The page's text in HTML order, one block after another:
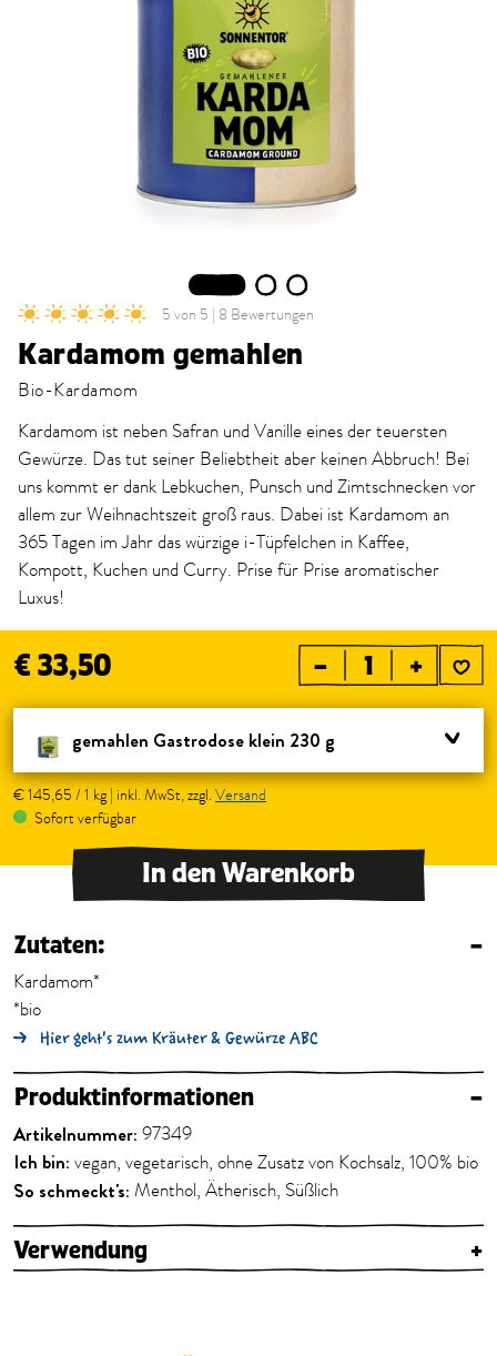
2 3
5 von 5 | 8 Bewertungen
Kardamom gemahlen
Bio-Kardamom
Kardamom ist neben Safran und Vanille eines der teuersten
Gewürze. Das tut seiner Beliebtheit aber keinen Abbruch! Bei
uns kommt er dank Lebkuchen, Punsch und Zimtschnecken vor
allem zur Weihnachtszeit groß raus. Dabei ist Kardamom an
365 Tagen im Jahr das würzige i-Tüpfelchen in Kaffee,
Kompott, Kuchen und Curry. Prise für Prise aromatischer
Luxus!
€ 33,50 – +
gemahlen Gastrodose klein 230 g
€ 145,65 / 1 kg | inkl. MwSt, zzgl. Versand
Sofort verfügbar
In den Warenkorb
Zutaten: –
Kardamom*
*bio
Hier geht's zum Kräuter & Gewürze ABC
Produktinformationen –
Artikelnummer: 97349
Ich bin: vegan, vegetarisch, ohne Zusatz von Kochsalz, 100% bio
So schmeckt's: Menthol, Ätherisch, Süßlich
Verwendung +